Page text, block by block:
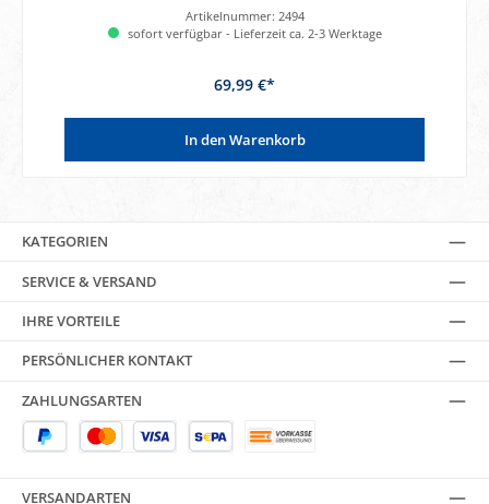
Artikelnummer: 2494
sofort verfügbar - Lieferzeit ca. 2-3 Werktage
69,99 €*
In den Warenkorb
KATEGORIEN
SERVICE & VERSAND
IHRE VORTEILE
PERSÖNLICHER KONTAKT
ZAHLUNGSARTEN
VERSANDARTEN